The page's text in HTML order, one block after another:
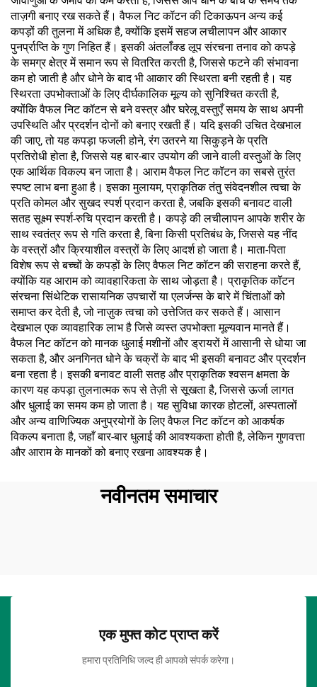
ताज़गी बनाए रख सकते हैं। वैफल निट कॉटन की टिकाऊपन अन्य कई
कपड़ों की तुलना में अधिक है, क्योंकि इसमें सहज लचीलापन और आकार
पुनर्प्राप्ति के गुण निहित हैं। इसकी अंतर्लॉक्ड लूप संरचना तनाव को कपड़े
के समग्र क्षेत्र में समान रूप से वितरित करती है, जिससे फटने की संभावना
कम हो जाती है और धोने के बाद भी आकार की स्थिरता बनी रहती है। यह
स्थिरता उपभोक्ताओं के लिए दीर्घकालिक मूल्य को सुनिश्चित करती है,
क्योंकि वैफल निट कॉटन से बने वस्त्र और घरेलू वस्तुएँ समय के साथ अपनी
उपस्थिति और प्रदर्शन दोनों को बनाए रखती हैं। यदि इसकी उचित देखभाल
की जाए, तो यह कपड़ा फजली होने, रंग उतरने या सिकुड़ने के प्रति
प्रतिरोधी होता है, जिससे यह बार-बार उपयोग की जाने वाली वस्तुओं के लिए
एक आर्थिक विकल्प बन जाता है। आराम वैफल निट कॉटन का सबसे तुरंत
स्पष्ट लाभ बना हुआ है। इसका मुलायम, प्राकृतिक तंतु संवेदनशील त्वचा के
प्रति कोमल और सुखद स्पर्श प्रदान करता है, जबकि इसकी बनावट वाली
सतह सूक्ष्म स्पर्श-रुचि प्रदान करती है। कपड़े की लचीलापन आपके शरीर के
साथ स्वतंत्र रूप से गति करता है, बिना किसी प्रतिबंध के, जिससे यह नींद
के वस्त्रों और क्रियाशील वस्त्रों के लिए आदर्श हो जाता है। माता-पिता
विशेष रूप से बच्चों के कपड़ों के लिए वैफल निट कॉटन की सराहना करते हैं,
क्योंकि यह आराम को व्यावहारिकता के साथ जोड़ता है। प्राकृतिक कॉटन
संरचना सिंथेटिक रासायनिक उपचारों या एलर्जन्स के बारे में चिंताओं को
समाप्त कर देती है, जो नाज़ुक त्वचा को उत्तेजित कर सकते हैं। आसान
देखभाल एक व्यावहारिक लाभ है जिसे व्यस्त उपभोक्ता मूल्यवान मानते हैं।
वैफल निट कॉटन को मानक धुलाई मशीनों और ड्रायरों में आसानी से धोया जा
सकता है, और अनगिनत धोने के चक्रों के बाद भी इसकी बनावट और प्रदर्शन
बना रहता है। इसकी बनावट वाली सतह और प्राकृतिक श्वसन क्षमता के
कारण यह कपड़ा तुलनात्मक रूप से तेज़ी से सूखता है, जिससे ऊर्जा लागत
और धुलाई का समय कम हो जाता है। यह सुविधा कारक होटलों, अस्पतालों
और अन्य वाणिज्यिक अनुप्रयोगों के लिए वैफल निट कॉटन को आकर्षक
विकल्प बनाता है, जहाँ बार-बार धुलाई की आवश्यकता होती है, लेकिन गुणवत्ता
और आराम के मानकों को बनाए रखना आवश्यक है।
नवीनतम समाचार
एक मुफ्त कोट प्राप्त करें
हमारा प्रतिनिधि जल्द ही आपको संपर्क करेगा।